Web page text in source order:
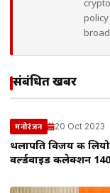
संबंधित खबरें
मनोरंजन 20 Oct 2023
थलापति विजय की
वर्ल्डवाइड कलेक्शन